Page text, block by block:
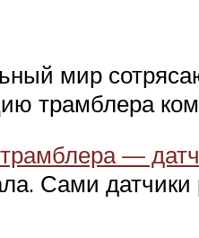
мир
трамблера
—
Сами